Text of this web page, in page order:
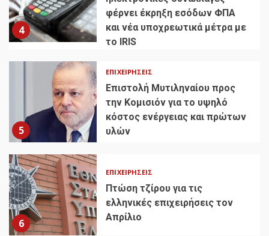
4
φέρνει έκρηξη εσόδων ΦΠΑ
και νέα υποχρεωτικά μέτρα με
το IRIS
5
ΕΠΙΧΕΙΡΉΣΕΙΣ
Επιστολή Μυτιληναίου προς
την Κομισιόν για το υψηλό
κόστος ενέργειας και πρώτων
υλών
6
ΕΠΙΧΕΙΡΉΣΕΙΣ
Πτώση τζίρου για τις
ελληνικές επιχειρήσεις τον
Απρίλιο